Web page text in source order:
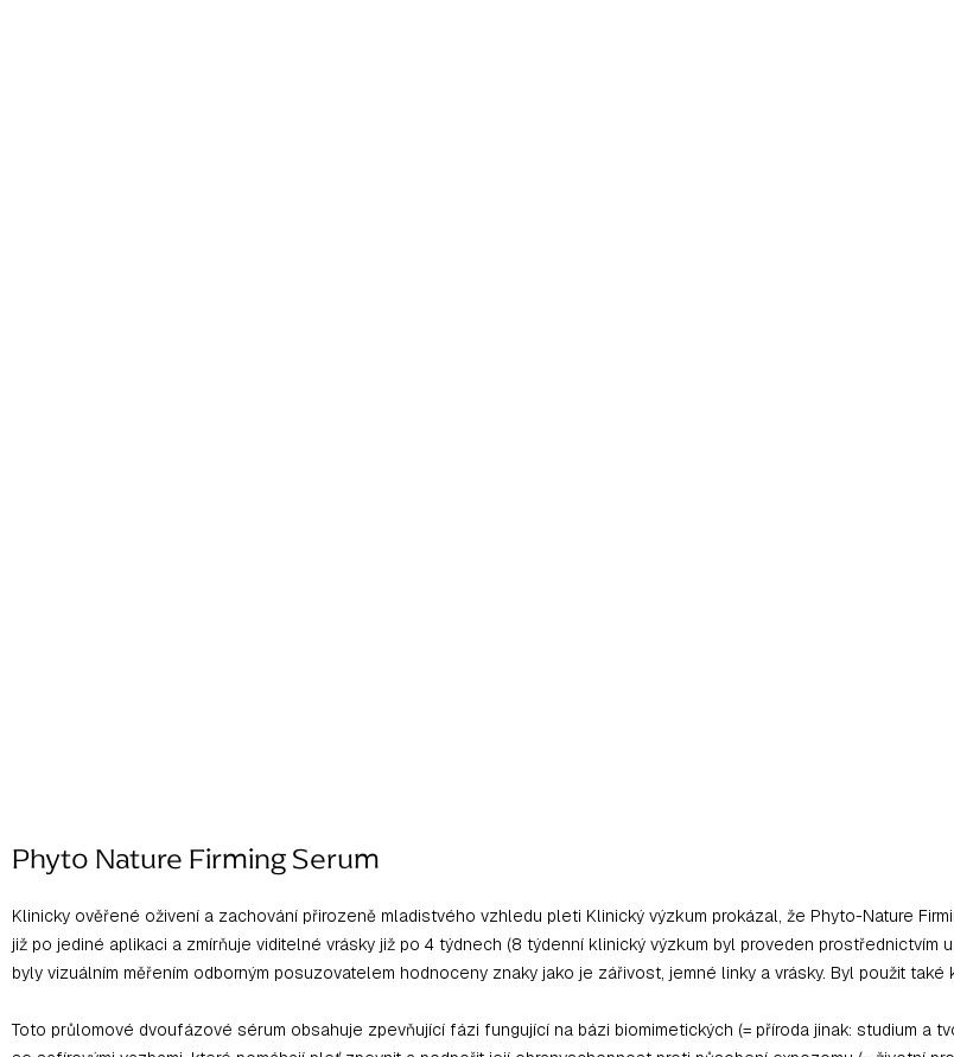
Phyto Nature Firming Serum
Klinicky ověřené oživení a zachování přirozeně mladistvého vzhledu pleti Klinický výzkum prokázal, že Phyto-Nature
již po jediné aplikaci a zmírňuje viditelné vrásky již po 4 týdnech (8 týdenní klinický výzkum byl proveden
byly vizuálním měřením odborným posuzovatelem hodnoceny znaky jako je zářivost, jemné linky a vrásky. Byl použit
Toto průlomové dvoufázové sérum obsahuje zpevňující fázi fungující na bázi biomimetických (= příroda jinak: studium a